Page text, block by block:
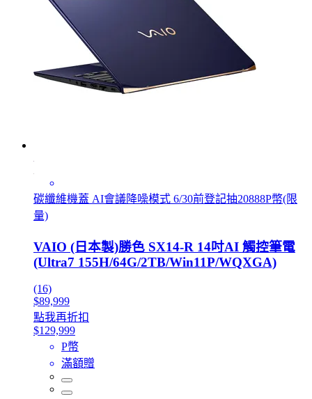
碳纖維機蓋 AI會議降噪模式 6/30前登記抽20888P幣(限
量)
VAIO (日本製)勝色 SX14-R 14吋AI 觸控筆電
(Ultra7 155H/64G/2TB/Win11P/WQXGA)
(16)
$89,999
點我再折扣
$129,999
P幣
滿額贈